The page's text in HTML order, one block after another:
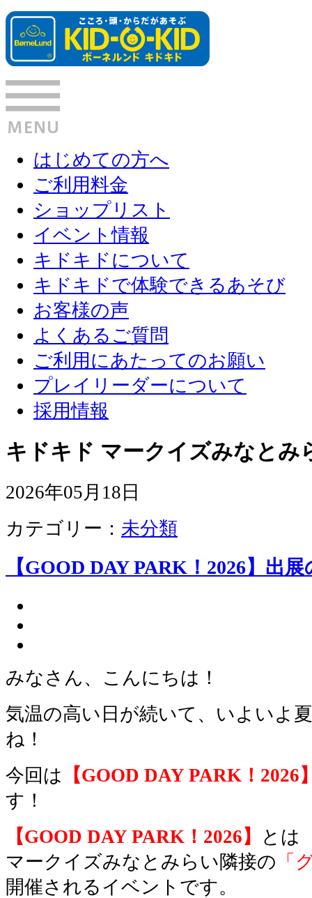
はじめての方へ
ご利用料金
ショップリスト
イベント情報
キドキドについて
キドキドで体験できるあそび
お客様の声
よくあるご質問
ご利用にあたってのお願い
プレイリーダーについて
採用情報
キドキド マークイズみなとみ
2026年05月18日
カテゴリー： 未分類
【GOOD DAY PARK！2026】出
みなさん、こんにちは！
気温の高い日が続いて、いよいよ
ね！
今回は 【GOOD DAY PARK！2026
す！
【GOOD DAY PARK！2026】
とは
マークイズみなとみらい隣接の 「
開催されるイベントです。